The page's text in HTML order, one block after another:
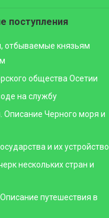
поступления
отбываемые князьям
общества Осетии
на службу
Описание Черного моря и
и их устройство
нескольких стран и
путешествия в